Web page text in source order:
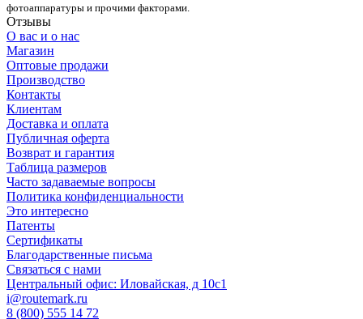
фотоаппаратуры и прочими факторами.
Отзывы
О вас и о нас
Магазин
Оптовые продажи
Производство
Контакты
Клиентам
Доставка и оплата
Публичная оферта
Возврат и гарантия
Таблица размеров
Часто задаваемые вопросы
Политика конфиденциальности
Это интересно
Патенты
Сертификаты
Благодарственные письма
Связаться с нами
Центральный офис: Иловайская, д 10с1
i@routemark.ru
8 (800) 555 14 72